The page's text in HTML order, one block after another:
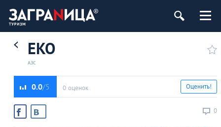
EKO
АЗС
0.0 0 оценок
0
Оценить!